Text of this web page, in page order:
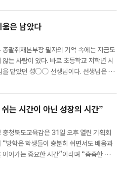
과, 현 협의회장인 송인헌 괴산군수의 연임
했다고 3일 밝혔다. 제3기 협의회장
2026년 7월 1일부터 2028년 6월 30일
은 남았다
본부장 필자의 기억 속에는 지금도
않는 사람이 있다. 바로 초등학교 저학년 시
맡았던 성○○ 선생님이다. 선생님은 공
이야기를 들려주는 데 뛰어난 재주가 있었
이와 사자 이야기, 귀신 이야기 등을 자주
는데, 아이들은 숨소리조차 죽인 채 긴장
는 시간이 아닌 성장의 시간”
충청북도교육감은 31일 오후 열린 기획회
“방학은 학생들이 충분히 쉬면서도 배움과
이어가는 중요한 시간”이라며 “촘촘한 돌